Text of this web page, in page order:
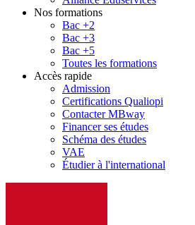
Nos formations
Bac +2
Bac +3
Bac +5
Toutes les formations
Accès rapide
Admission
Certifications Qualiopi
Contacter MBway
Financer ses études
Schéma des études
VAE
Étudier à l'international